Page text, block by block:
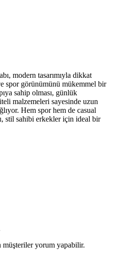
modern tasarımıyla dikkat
spor görünümünü mükemmel bir
sahip olması, günlük
malzemeleri sayesinde uzun
Hem spor hem de casual
stil sahibi erkekler için ideal bir
müşteriler yorum yapabilir.